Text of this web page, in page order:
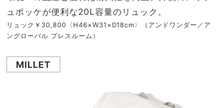
ュポッケが便利な20L容量のリュック。
リュック￥30,800〈H46×W31×D18cm〉（アンドワンダー／ア
ングローバル プレスルーム）
MILLET